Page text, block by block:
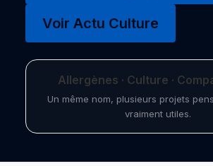
Voir Actu Culture
Allergènes · Culture ·
Un même nom, plusieurs projets
vraiment utiles.